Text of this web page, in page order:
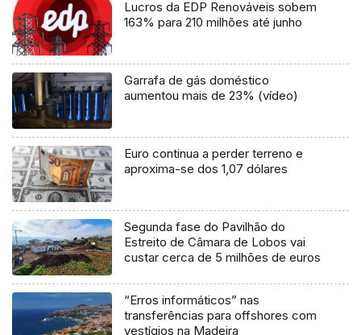
Lucros da EDP Renováveis sobem
163% para 210 milhões até junho
Garrafa de gás doméstico
aumentou mais de 23% (vídeo)
Euro continua a perder terreno e
aproxima-se dos 1,07 dólares
Segunda fase do Pavilhão do
Estreito de Câmara de Lobos vai
custar cerca de 5 milhões de euros
“Erros informáticos” nas
transferências para offshores com
vestígios na Madeira